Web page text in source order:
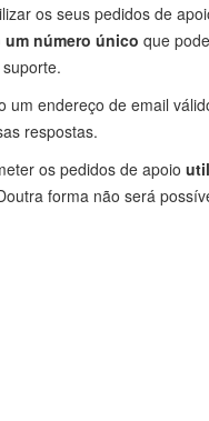
os seus pedidos de
número único que
um endereço de email
respostas.
os pedidos de apoio
forma não será